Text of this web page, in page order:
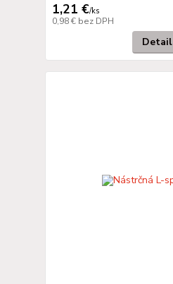
1,21 €/ks
0,98 € bez DPH
Detail